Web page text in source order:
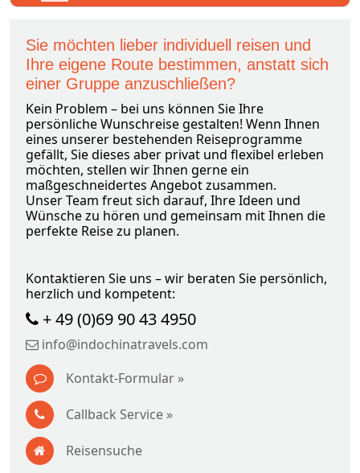
Sie möchten lieber individuell reisen und
Ihre eigene Route bestimmen, anstatt sich
einer Gruppe anzuschließen?
Kein Problem – bei uns können Sie Ihre
persönliche Wunschreise gestalten! Wenn Ihnen
eines unserer bestehenden Reiseprogramme
gefällt, Sie dieses aber privat und flexibel erleben
möchten, stellen wir Ihnen gerne ein
maßgeschneidertes Angebot zusammen.
Unser Team freut sich darauf, Ihre Ideen und
Wünsche zu hören und gemeinsam mit Ihnen die
perfekte Reise zu planen.
Kontaktieren Sie uns – wir beraten Sie persönlich,
herzlich und kompetent:
+ 49 (0)69 90 43 4950
info@indochinatravels.com
Kontakt-Formular »
Callback Service »
Reisensuche